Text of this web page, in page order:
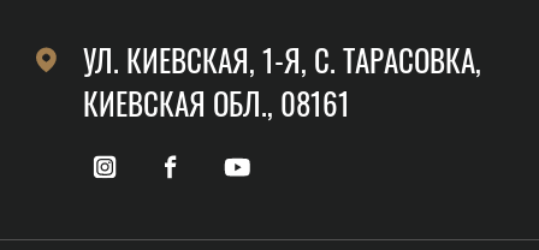
УЛ. КИЕВСКАЯ, 1-Я, C. ТАРАСОВКА,
КИЕВСКАЯ ОБЛ., 08161